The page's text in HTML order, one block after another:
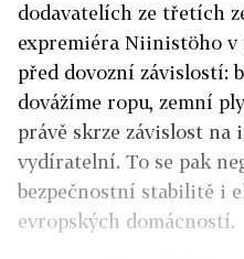
dodavatelích ze třetích
expremiéra Niinistöho
před dovozní závislostí:
dovážíme ropu, zemní
právě skrze závislost na
vydíratelní. To se pak
bezpečnostní stabilitě i
evropských domácností.